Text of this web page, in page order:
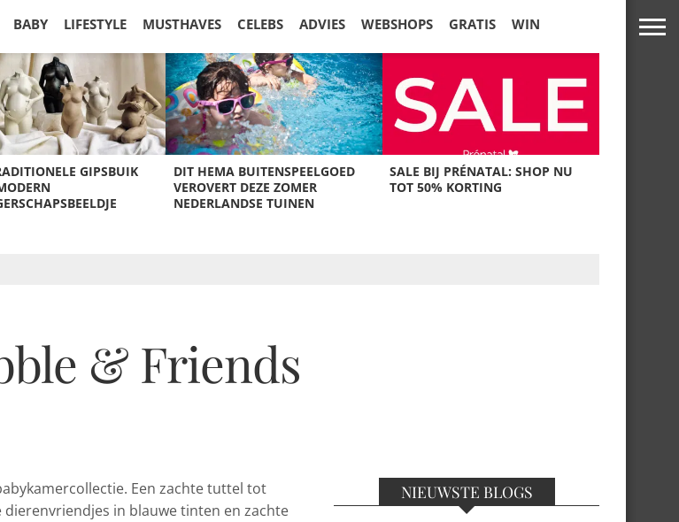
BABY LIFESTYLE MUSTHAVES CELEBS ADVIES WEBSHOPS GRATIS WIN
GIPSBUIK
DIT HEMA BUITENSPEELGOED
VEROVERT DEZE ZOMER
NEDERLANDSE TUINEN
SALE BIJ PRÉNATAL: SHOP NU
TOT 50% KORTING
& Friends
Een zachte tuttel tot
dierenvriendjes in blauwe tinten en zachte
NIEUWSTE BLOGS